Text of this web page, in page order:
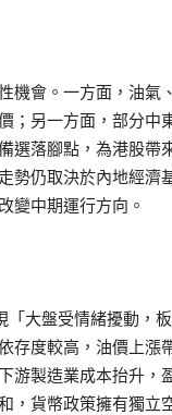
機會。一方面，油氣
；另一方面，部分中
選落腳點，為港股帶
勢仍取決於內地經濟
變中期運行方向。
「大盤受情緒擾動，
存度較高，油價上漲
游製造業成本抬升，
，貨幣政策擁有獨立